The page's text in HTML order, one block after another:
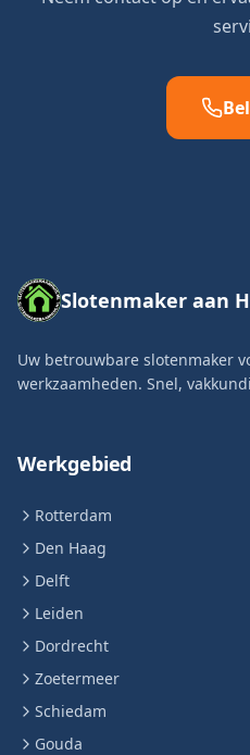
Slotenmaker aan
Uw betrouwbare slotenmaker
werkzaamheden. Snel,
Werkgebied
Rotterdam
Den Haag
Delft
Leiden
Dordrecht
Zoetermeer
Schiedam
Gouda